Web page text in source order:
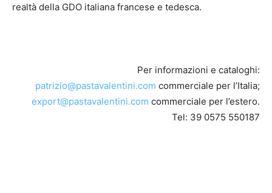
realtà della GDO italiana francese e tedesca.
Per informazioni e cataloghi:
patrizio@pastavalentini.com commerciale per l’Italia;
export@pastavalentini.com commerciale per l’estero.
Tel: 39 0575 550187